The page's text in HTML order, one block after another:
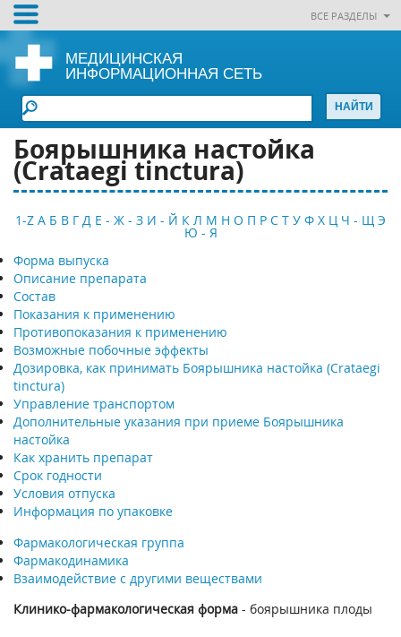
ВСЕ РАЗДЕЛЫ
МЕДИЦИНСКАЯ
ИНФОРМАЦИОННАЯ СЕТЬ
Боярышника настойка
(Crataegi tinctura)
1-Z А Б В Г Д Е - Ж - З И - Й К Л М Н О П Р С Т У Ф Х Ц Ч - Щ Э
Ю - Я
Форма выпуска
Описание препарата
Состав
Показания к применению
Противопоказания к применению
Возможные побочные эффекты
Дозировка, как принимать Боярышника настойка (Crataegi
tinctura)
Управление транспортом
Дополнительные указания при приеме Боярышника
настойка
Как хранить препарат
Срок годности
Условия отпуска
Информация по упаковке
Фармакологическая группа
Фармакодинамика
Взаимодействие с другими веществами
Клинико-фармакологическая форма - боярышника плоды